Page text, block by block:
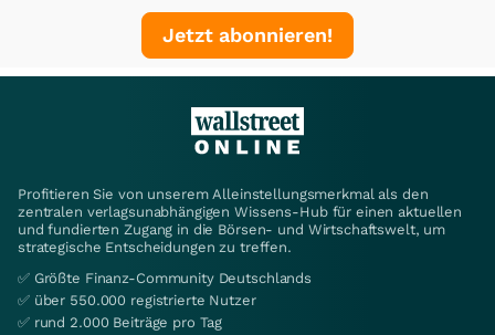
Jetzt abonnieren!
Profitieren Sie von unserem Alleinstellungsmerkmal als den
zentralen verlagsunabhängigen Wissens-Hub für einen aktuellen
und fundierten Zugang in die Börsen- und Wirtschaftswelt, um
strategische Entscheidungen zu treffen.
✅ Größte Finanz-Community Deutschlands
✅ über 550.000 registrierte Nutzer
✅ rund 2.000 Beiträge pro Tag